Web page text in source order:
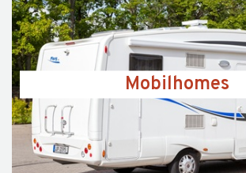
Mobilhomes